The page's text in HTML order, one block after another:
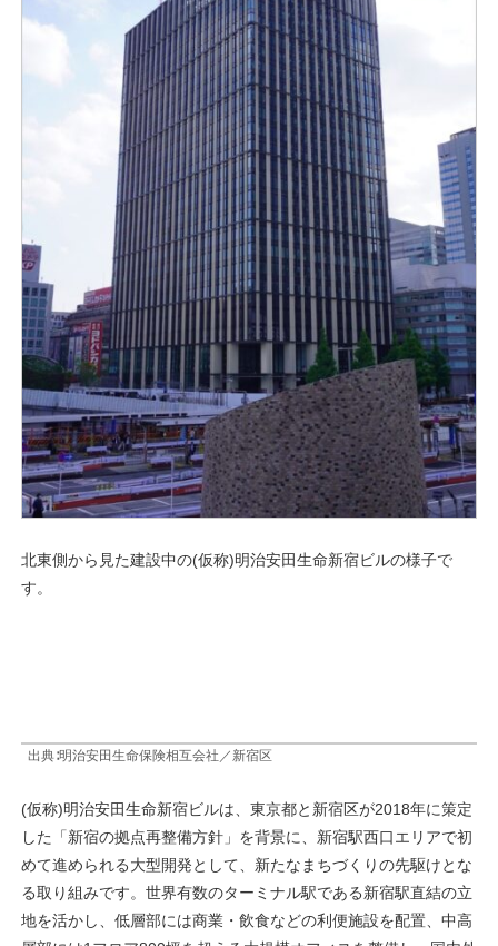
北東側から見た建設中の(仮称)明治安田生命新宿ビルの様子で
す。
出典∶明治安田生命保険相互会社／新宿区
(仮称)明治安田生命新宿ビルは、東京都と新宿区が2018年に策定
した「新宿の拠点再整備方針」を背景に、新宿駅西口エリアで初
めて進められる大型開発として、新たなまちづくりの先駆けとな
る取り組みです。世界有数のターミナル駅である新宿駅直結の立
地を活かし、低層部には商業・飲食などの利便施設を配置、中高